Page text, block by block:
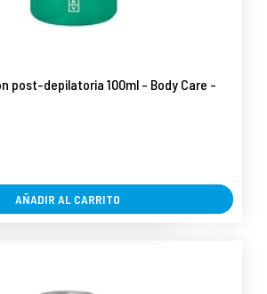
post-depilatoria 100ml - Body Care -
AÑADIR AL CARRITO